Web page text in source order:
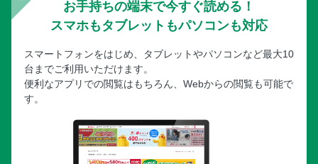
お手持ちの端末で今すぐ読める！
スマホもタブレットもパソコンも対応
スマートフォンをはじめ、タブレットやパソコンなど最大10
台までご利用いただけます。
便利なアプリでの閲覧はもちろん、Webからの閲覧も可能で
す。